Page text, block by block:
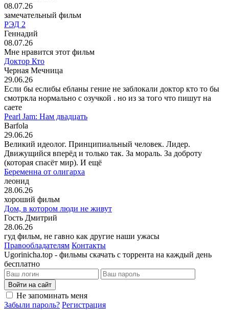
08.07.26
замечательный фильм
РЭД 2
Геннадий
08.07.26
Мне нравится этот фильм
Доктор Кто
Черная Мечница
29.06.26
Если бы еслибы ебланы гение не заблокали доктор кто то бы
смотркла нормально с озучкой . но из за того что пишут на
саете
Pearl Jam: Нам двадцать
Barfola
29.06.26
Великий идеолог. Принципиальный человек. Лидер.
Движущийся вперёд и только так. За мораль. За доброту
(которая спасёт мир). И ещё
Беременна от олигарха
леонид
28.06.26
хороший фильм
Дом, в котором люди не живут
Гость Дмитрий
28.06.26
гуд фильм, не гавно как другие наши ужасы
Правообладателям Контакты
Ugorinicha.top - фильмы скачать с торрента на каждый день
бесплатно
Войти на сайт
Не запоминать меня
Забыли пароль? Регистрация